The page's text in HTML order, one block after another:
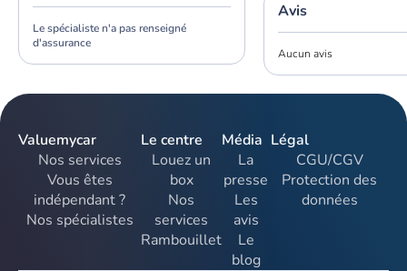
Le spécialiste n'a pas renseigné
d'assurance
Avis
Aucun avis
Valuemycar
Nos services
Vous êtes
indépendant ?
Nos spécialistes
Le centre
Louez un
box
Nos
services
Rambouillet
Média
La
presse
Les
avis
Le
blog
Légal
CGU/CGV
Protection des
données